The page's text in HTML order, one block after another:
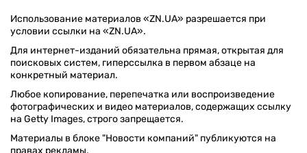
Использование материалов «ZN.UA» разрешается при
условии ссылки на «ZN.UA».
Для интернет-изданий обязательна прямая, открытая для
поисковых систем, гиперссылка в первом абзаце на
конкретный материал.
Любое копирование, перепечатка или воспроизведение
фотографических и видео материалов, содержащих ссылку
на Getty Images, строго запрещается.
Материалы в блоке "Новости компаний" публикуются на
правах рекламы.